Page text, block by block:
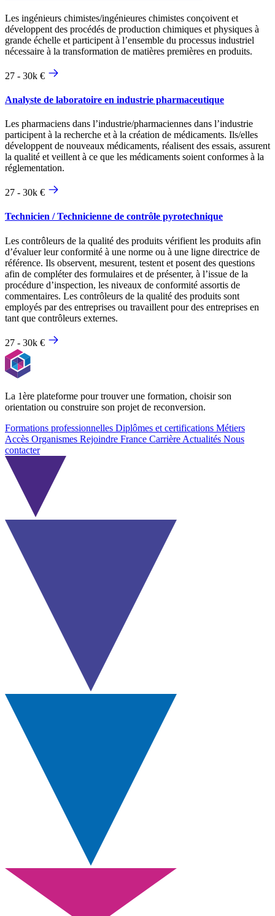
Les ingénieurs chimistes/ingénieures chimistes conçoivent et
développent des procédés de production chimiques et physiques à
grande échelle et participent à l’ensemble du processus industriel
nécessaire à la transformation de matières premières en produits.
27 - 30k €
Analyste de laboratoire en industrie pharmaceutique
Les pharmaciens dans l’industrie/pharmaciennes dans l’industrie
participent à la recherche et à la création de médicaments. Ils/elles
développent de nouveaux médicaments, réalisent des essais, assurent
la qualité et veillent à ce que les médicaments soient conformes à la
réglementation.
27 - 30k €
Technicien / Technicienne de contrôle pyrotechnique
Les contrôleurs de la qualité des produits vérifient les produits afin
d’évaluer leur conformité à une norme ou à une ligne directrice de
référence. Ils observent, mesurent, testent et posent des questions
afin de compléter des formulaires et de présenter, à l’issue de la
procédure d’inspection, les niveaux de conformité assortis de
commentaires. Les contrôleurs de la qualité des produits sont
employés par des entreprises ou travaillent pour des entreprises en
tant que contrôleurs externes.
27 - 30k €
La 1ère plateforme pour trouver une formation, choisir son
orientation ou construire son projet de reconversion.
Formations professionnelles Diplômes et certifications Métiers
Accès Organismes Rejoindre France Carrière Actualités Nous
contacter